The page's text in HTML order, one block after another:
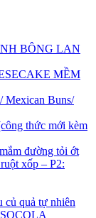
BÔNG LAN
MỀM
Mexican Buns/
thức mới kèm
đường tỏi ớt
xốp – P2:
củ quả tự nhiên